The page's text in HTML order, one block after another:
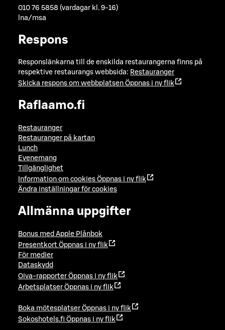
010 76 5858 (vardagar kl. 9-16)
lna/msa
Respons
Responslänkarna till de enskilda restaurangerna finns på
respektive restaurangs webbsida: Restauranger
Skicka respons om webbplatsen Öppnas i ny flik
Raflaamo.fi
Restauranger
Restauranger på kartan
Lunch
Evenemang
Tillgänglighet
Information om cookies Öppnas i ny flik
Ändra inställningar för cookies
Allmänna uppgifter
Bonus med Apple Plånbok
Presentkort Öppnas i ny flik
För medier
Dataskydd
Oiva-rapporter Öppnas i ny flik
Arbetsplatser Öppnas i ny flik
Boka mötesplatser Öppnas i ny flik
Sokoshotels.fi Öppnas i ny flik